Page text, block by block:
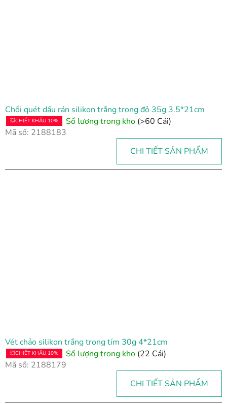
Chổi quét dấu rán silikon trắng trong đỏ 35g 3.5*21cm
💥CHIẾT KHẤU 10% Số lượng trong kho (>60 Cái)
Mã số: 2188183
CHI TIẾT SẢN PHẨM
Vét chảo silikon trắng trong tím 30g 4*21cm
💥CHIẾT KHẤU 10% Số lượng trong kho (22 Cái)
Mã số: 2188179
CHI TIẾT SẢN PHẨM